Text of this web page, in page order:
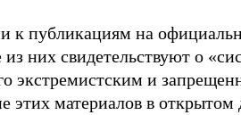
к публикациям на
них свидетельствуют о
экстремистским и
этих материалов в открытом